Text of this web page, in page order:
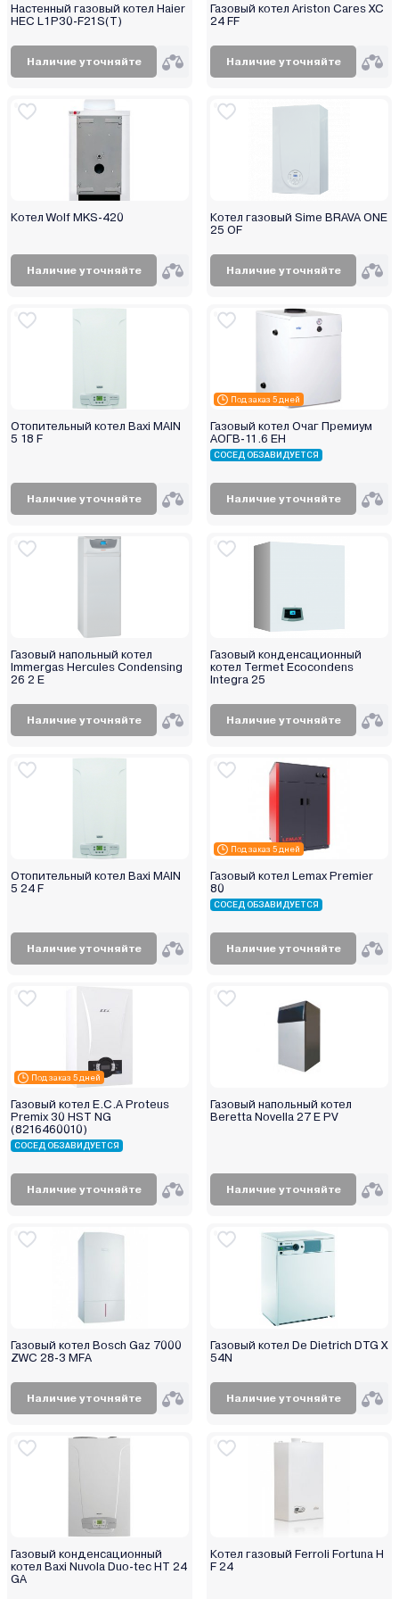
Midea
MORA-TOP
Neva
Oasis
Rihters
Rizon
Rugas
Sas
Stoker
Stout
Termet
Termica
Vargaz
VGR
Warmtech
Wespe Heizung
Zota
Атем-Франк
Кировский завод
Мимакс
Мозырьсельмаш
ООО "БелКомин"
Очаг
Ресанта
Россия
Теплодар
Теплоприбор
Элвин
Электромаш
Настенный газовый котел Haier
HEC L1P30-F21S(T)
Наличие уточняйте
Газовый котел Ariston Cares XC
24 FF
Наличие уточняйте
Котел Wolf MKS-420
Наличие уточняйте
Котел газовый Sime BRAVA ONE
25 OF
Наличие уточняйте
Отопительный котел Baxi MAIN
5 18 F
Наличие уточняйте
Под заказ 5 дней
Газовый котел Очаг Премиум
АОГВ-11.6 ЕH
СОСЕД ОБЗАВИДУЕТСЯ
Наличие уточняйте
Газовый напольный котел
Immergas Hercules Condensing
26 2 E
Наличие уточняйте
Газовый конденсационный
котел Termet Ecocondens
Integra 25
Наличие уточняйте
Отопительный котел Baxi MAIN
5 24 F
Наличие уточняйте
Под заказ 5 дней
Газовый котел Lemax Premier
80
СОСЕД ОБЗАВИДУЕТСЯ
Наличие уточняйте
Под заказ 5 дней
Газовый котел E.C.A Proteus
Premix 30 HST NG
(8216460010)
СОСЕД ОБЗАВИДУЕТСЯ
Наличие уточняйте
Газовый напольный котел
Beretta Novella 27 E PV
Наличие уточняйте
Газовый котел Bosch Gaz 7000
ZWC 28-3 MFA
Наличие уточняйте
Газовый котел De Dietrich DTG X
54N
Наличие уточняйте
Газовый конденсационный
котел Baxi Nuvola Duo-tec HT 24
GA
Котел газовый Ferroli Fortuna H
F 24